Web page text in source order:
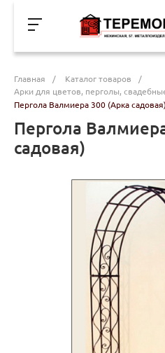
Главная / Каталог товаров
/
Арки для цветов, перголы,
Пергола Валмиера 300 (Арка садовая)
Пергола
садовая)